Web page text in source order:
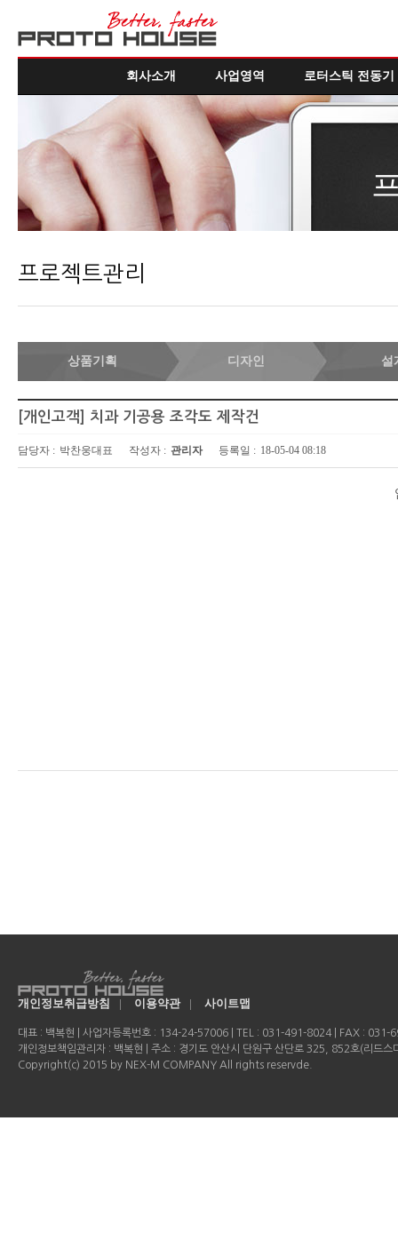
회사소개 사업영역 로터스틱 전동기
프로젝트관리
상품기획 디자인 설
[개인고객] 치과 기공용 조각도 제작건
담당자 : 박찬웅대표 작성자 : 관리자 등록일 : 18-05-04 08:18
개인정보취급방침 | 이용약관 | 사이트맵
대표 : 백복현 | 사업자등록번호 : 134-24-57006 | TEL : 031-491-8024 | FAX :
개인정보책임관리자 : 백복현 | 주소 : 경기도 안산시 단원구 산단로 325, 852호(리드스
Copyright(c) 2015 by NEX-M COMPANY All rights reservde.